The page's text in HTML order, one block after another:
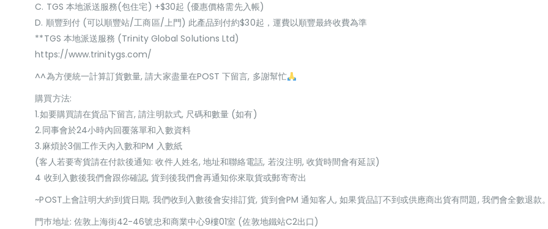
C. TGS 本地派送服務(包住宅) +$30起 (優惠價格需先入帳)
D. 順豐到付 (可以順豐站/工商區/上門) 此產品到付約$30起，運費以順豐最終收費為準
**TGS 本地派送服務 (Trinity Global Solutions Ltd)
https://www.trinitygs.com/
^^為方便統一計算訂貨數量, 請大家盡量在POST 下留言, 多謝幫忙
購買方法:
1.如要購買請在貨品下留言, 請注明款式, 尺碼和數量 (如有)
2.同事會於24小時內回覆落單和入數資料
3.麻煩於3個工作天內入數和PM 入數紙
(客人若要寄貨請在付款後通知: 收件人姓名, 地址和聯絡電話, 若沒注明, 收貨時間會有延誤)
4 收到入數後我們會跟你確認, 貨到後我們會再通知你來取貨或郵寄寄出
~POST上會註明大約到貨日期, 我們收到入數後會安排訂貨, 貨到會PM 通知客人, 如果貨品訂不到或供應商出貨有問題, 我們會全數退款
門巿地址: 佐敦上海街42-46號忠和商業中心9樓01室 (佐敦地鐵站C2出口)